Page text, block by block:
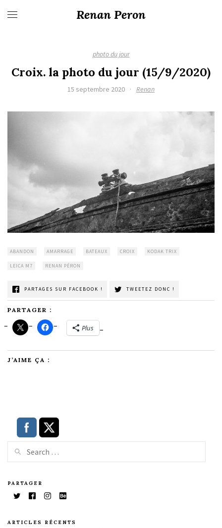
Renan Peron
photo du jour
Croix. la photo du jour (15/9/2020)
15 septembre 2020 · Renan
ABANDON AMARRAGE BATEAUX CROIX KODAK TRIX
LEICA M7 RENAN PÉRON
PARTAGES SUR FACEBOOK ! TWEETEZ DONC !
PARTAGER :
Plus
J’AIME ÇA :
PARTAGER
ARTICLES RÉCENTS